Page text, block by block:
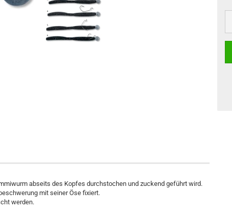
abseits des Kopfes durchstochen und zuckend geführt wird.
mit seiner Öse fixiert.
werden.